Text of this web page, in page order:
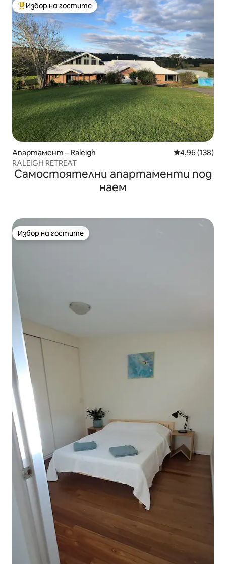
Най-популярен избор на гостите
Избор на гостите
Апартамент – Raleigh Средна
4,96 (138)
RALEIGH RETREAT
Самостоятелни апартаменти под
наем
Избор на гостите
Избор на гостите